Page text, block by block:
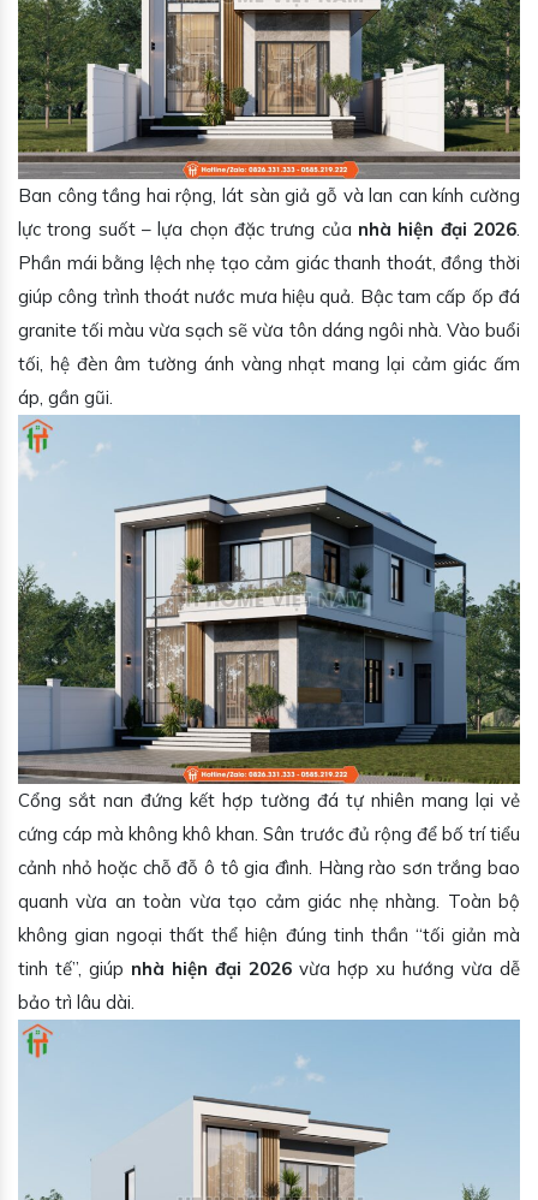
Ban công tầng hai rộng, lát sàn giả gỗ và lan can kính cường
lực trong suốt – lựa chọn đặc trưng của nhà hiện đại 2026.
Phần mái bằng lệch nhẹ tạo cảm giác thanh thoát, đồng thời
giúp công trình thoát nước mưa hiệu quả. Bậc tam cấp ốp đá
granite tối màu vừa sạch sẽ vừa tôn dáng ngôi nhà. Vào buổi
tối, hệ đèn âm tường ánh vàng nhạt mang lại cảm giác ấm
áp, gần gũi.
Cổng sắt nan đứng kết hợp tường đá tự nhiên mang lại vẻ
cứng cáp mà không khô khan. Sân trước đủ rộng để bố trí tiểu
cảnh nhỏ hoặc chỗ đỗ ô tô gia đình. Hàng rào sơn trắng bao
quanh vừa an toàn vừa tạo cảm giác nhẹ nhàng. Toàn bộ
không gian ngoại thất thể hiện đúng tinh thần “tối giản mà
tinh tế”, giúp nhà hiện đại 2026 vừa hợp xu hướng vừa dễ
bảo trì lâu dài.